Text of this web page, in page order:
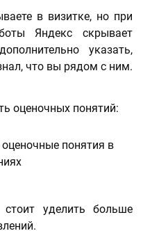
в визитке, но при
Яндекс скрывает
указать,
что вы рядом с ним.
оценочных понятий:
уделить больше